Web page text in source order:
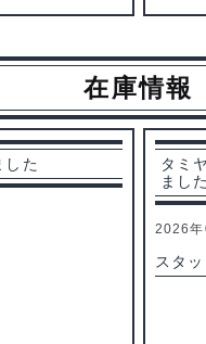
在庫情報
た
タミ
ました
2026年
スタ